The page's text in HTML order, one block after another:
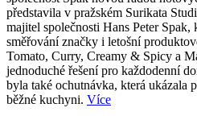
představila v pražském Surikata
majitel společnosti Hans Peter
směřování značky i letošní
Tomato, Curry, Creamy & Spicy a
jednoduché řešení pro každodenní
byla také ochutnávka, která ukázala
běžné kuchyni. Více